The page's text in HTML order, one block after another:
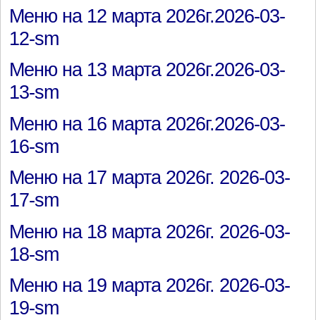
Меню на 12 марта 2026г.2026-03-
12-sm
Меню на 13 марта 2026г.2026-03-
13-sm
Меню на 16 марта 2026г.2026-03-
16-sm
Меню на 17 марта 2026г. 2026-03-
17-sm
Меню на 18 марта 2026г. 2026-03-
18-sm
Меню на 19 марта 2026г. 2026-03-
19-sm